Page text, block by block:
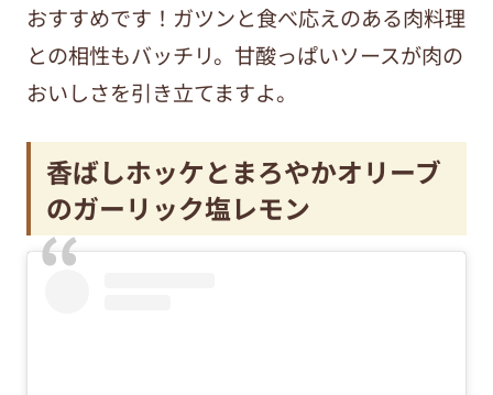
おすすめです！ガツンと食べ応えのある肉料理
との相性もバッチリ。甘酸っぱいソースが肉の
おいしさを引き立てますよ。
香ばしホッケと まろやかオリーブ
のガーリック塩レモン